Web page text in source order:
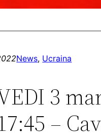
News, Ucraina
3
–